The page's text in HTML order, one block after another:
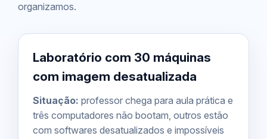
organizamos.
Laboratório com 30 máquinas
com imagem desatualizada
Situação: professor chega para aula prática e
três computadores não bootam, outros estão
com softwares desatualizados e impossíveis